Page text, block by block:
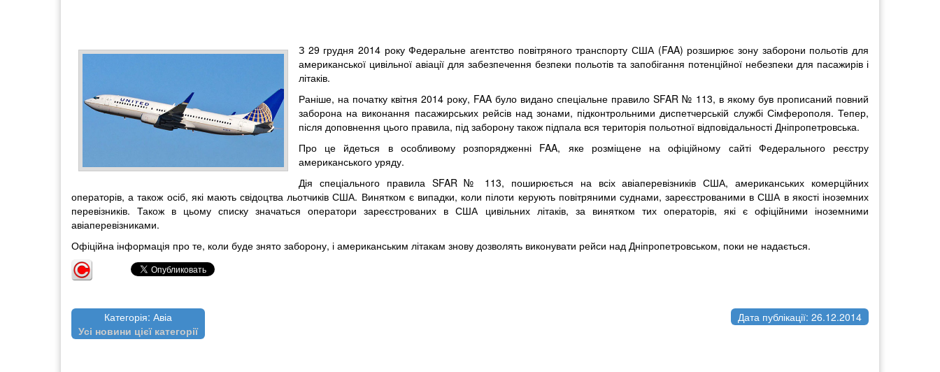
З 29 грудня 2014 року Федеральне агентство повітряного транспорту США (FAA) розширює зону заборони польотів для
американської цивільної авіації для забезпечення безпеки польотів та запобігання потенційної небезпеки для пасажирів і
літаків.
Раніше, на початку квітня 2014 року, FAA було видано спеціальне правило SFAR № 113, в якому був прописаний повний
заборона на виконання пасажирських рейсів над зонами, підконтрольними диспетчерській службі Сімферополя. Тепер,
після доповнення цього правила, під заборону також підпала вся територія польотної відповідальності Дніпропетровська.
Про це йдеться в особливому розпорядженні FAA, яке розміщене на офіційному сайті Федерального реєстру
американського уряду.
Дія спеціального правила SFAR № 113, поширюється на всіх авіаперевізників США, американських комерційних
операторів, а також осіб, які мають свідоцтва льотчиків США. Винятком є випадки, коли пілоти керують повітряними суднами, зареєстрованими в США в якості іноземних
перевізників. Також в цьому списку значаться оператори зареєстрованих в США цивільних літаків, за винятком тих операторів, які є офіційними іноземними
авіаперевізниками.
Офіційна інформація про те, коли буде знято заборону, і американським літакам знову дозволять виконувати рейси над Дніпропетровськом, поки не надається.
Категорія: Авіа
Усі новини цієї категорії
Дата публікації: 26.12.2014